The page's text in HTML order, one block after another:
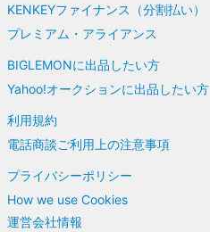
KENKEYファイナンス（分割払い）
プレミアム・アライアンス
BIGLEMONに出品したい方
Yahoo!オークションに出品したい方
利用規約
電話商談ご利用上の注意事項
プライバシーポリシー
How we use Cookies
運営会社情報